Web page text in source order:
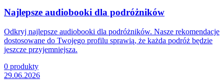
Najlepsze audiobooki dla podróżników
Odkryj najlepsze audiobooki dla podróżników. Nasze rekomendacje
dostosowane do Twojego profilu sprawią, że każda podróż będzie
jeszcze przyjemniejsza.
0 produkty
29.06.2026